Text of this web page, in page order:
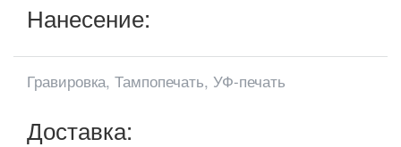
Нанесение:
Гравировка, Тампопечать, УФ-печать
Доставка: